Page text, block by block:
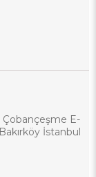
Çobançeşme E-
İstanbul